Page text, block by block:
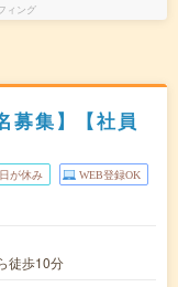
ィング
募集】【社員
が休み WEB登録OK
徒歩10分